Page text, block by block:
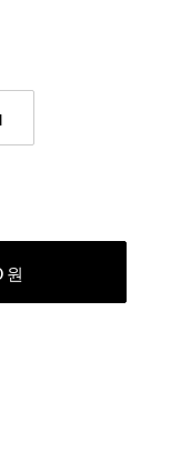
원